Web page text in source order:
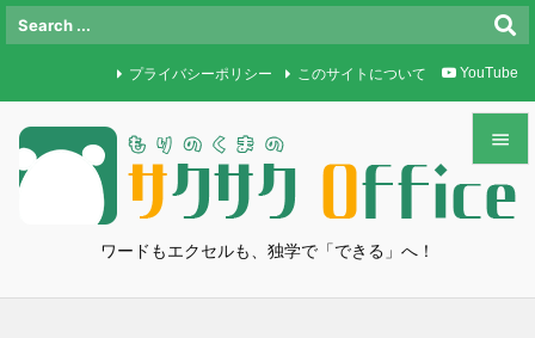
ワードもエクセルも、独学で「できる」へ！


メニュ
プライバシーポリシー このサイトについて YouTube